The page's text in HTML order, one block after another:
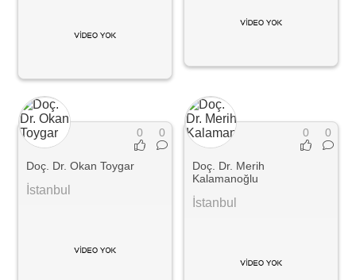
0 0
Doç. Dr. Okan Toygar
İstanbul
0 0
Doç. Dr. Merih
Kalamanoğlu
İstanbul